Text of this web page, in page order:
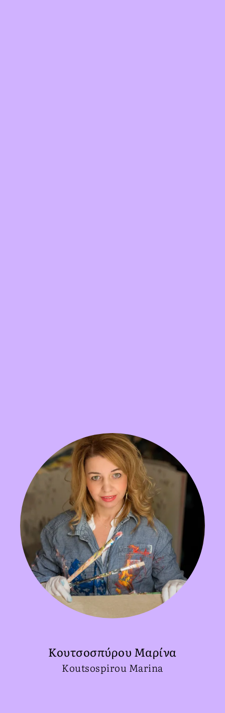
Κουτσοσπύρου Μαρίνα
Koutsospirou Marina